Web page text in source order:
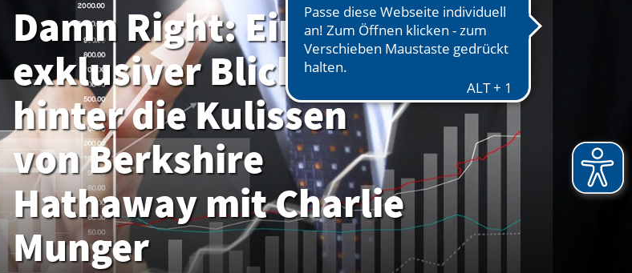
Damn Right: Ein
exklusiver Blick
hinter die Kulissen
von Berkshire
Hathaway mit Charlie
Munger